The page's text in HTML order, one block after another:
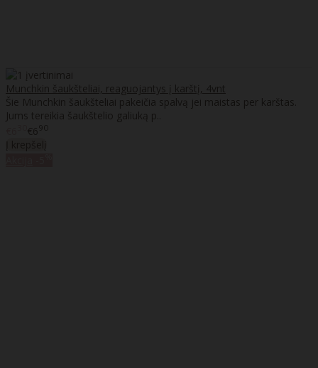
Munchkin šaukšteliai, reaguojantys į karštį, 4vnt
Šie Munchkin šaukšteliai pakeičia spalvą jei maistas per karštas.
Jums tereikia šaukštelio galiuką p..
€690